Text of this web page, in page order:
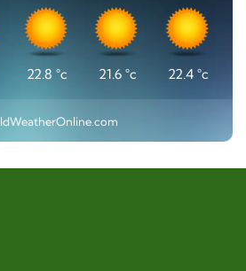
22.8 °c 21.6°c 22.4 °c